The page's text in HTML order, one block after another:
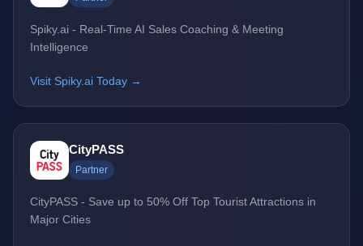
Spiky.ai - Real-Time AI Sales Coaching & Meeting
Intelligence
Visit Spiky.ai Today →
CityPASS
Partner
CityPASS - Save up to 50% Off Top Tourist Attractions in
Major Cities